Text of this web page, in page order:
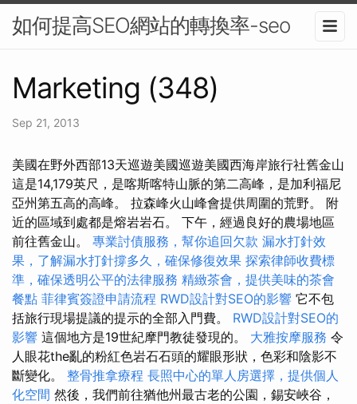
如何提高SEO網站的轉換率-seo
Marketing (348)
Sep 21, 2013
美國在野外西部13天巡遊美國巡遊美國西海岸旅行社舊金山
這是14,179英尺，是喀斯喀特山脈的第二高峰，是加利福尼
亞州第五高的高峰。 拉森峰火山峰會提供周圍的荒野。 附
近的區域到處都是熔岩岩石。 下午，經過良好的農場地區
前往舊金山。 專業討債服務，幫你追回欠款 漏水打針效
果，了解漏水打針撐多久，確保修復效果 探索律師收費標
準，確保透明公平的法律服務 精緻茶會，提供美味的茶會
餐點 菲律賓簽證申請流程 RWD設計對SEO的影響 它不包
括旅行現場提議的提示的全部入門費。 RWD設計對SEO的
影響 這個地方是19世紀摩門教徒發現的。 大雅按摩服務 令
人眼花the亂的粉紅色岩石石頭的耀眼形狀，色彩和陰影不
斷變化。 整骨推拿療程 長照中心的單人房選擇，提供個人
化空間 然後，我們前往猶他州最古老的公園，錫安峽谷，